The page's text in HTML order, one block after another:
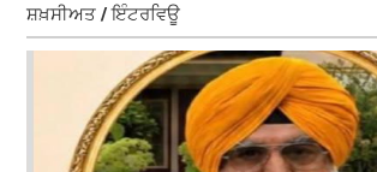
ਸ਼ਖ਼ਸੀਅਤ / ਇੰਟਰਵਿਊ